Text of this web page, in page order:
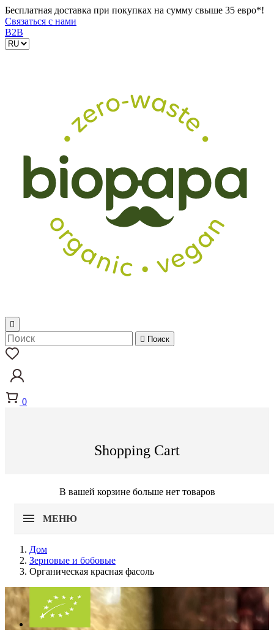
Бесплатная доставка при покупках на сумму свыше 35 евро*!
Связаться с нами
B2B

 Поиск
0
Shopping Cart
В вашей корзине больше нет товаров
МЕНЮ
Дом
Зерновые и бобовые
Органическая красная фасоль